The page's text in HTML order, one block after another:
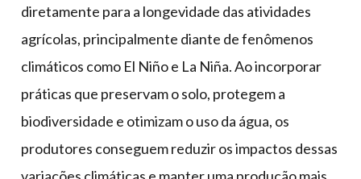
diretamente para a longevidade das atividades
agrícolas, principalmente diante de fenômenos
climáticos como El Niño e La Niña. Ao incorporar
práticas que preservam o solo, protegem a
biodiversidade e otimizam o uso da água, os
produtores conseguem reduzir os impactos dessas